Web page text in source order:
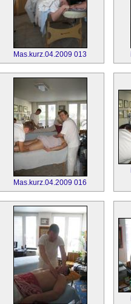
Mas.kurz.04.2009 013
Mas.kurz.04.2009 016